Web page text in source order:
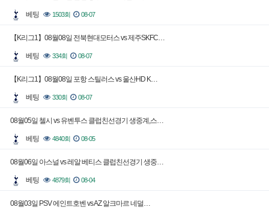
베팅 1503회 08-07
【K리그1】08월08일 전북현대모터스 vs 제주SKFC…
베팅 334회 08-07
【K리그1】08월08일 포항 스틸러스 vs 울산HD K…
베팅 330회 08-07
08월05일 첼시 vs 유벤투스 클럽친선경기 생중계,스…
베팅 4840회 08-05
08월06일 아스널 vs 레알 베티스 클럽친선경기 생중…
베팅 4879회 08-04
08월03일 PSV 에인트호벤 vs AZ 알크마르 네덜…